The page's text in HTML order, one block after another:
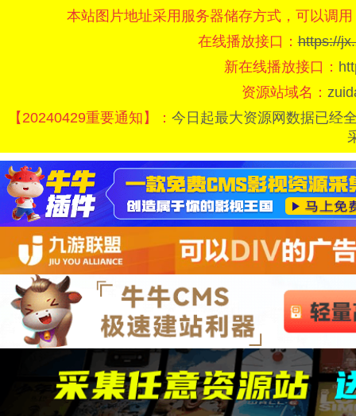
本站图片地址采用服务器储存方式，可以调
在线播放接口：https://
新在线播放接口：
资源站域名：
【20240429重要通知】： 今日起最大资源网数据已经